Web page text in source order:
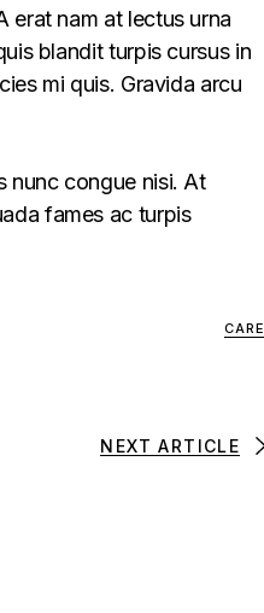
erat nam at lectus urna
blandit turpis cursus in
mi quis. Gravida arcu
nunc congue nisi. At
fames ac turpis
CARE
NEXT ARTICLE